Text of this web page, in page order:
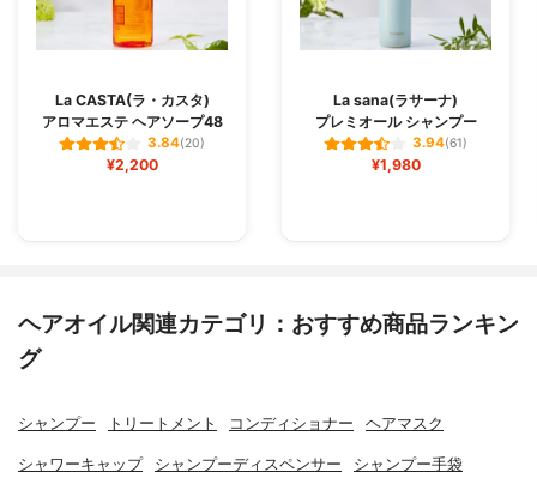
La CASTA(ラ・カスタ)
アロマエステ ヘアソープ48
3.84(20)
¥2,200
La sana(ラサーナ)
プレミオール シャンプー
3.94(61)
¥1,980
ヘアオイル関連カテゴリ：おすすめ商品ランキン
グ
シャンプー トリートメント コンディショナー ヘアマスク
シャワーキャップ シャンプーディスペンサー シャンプー手袋